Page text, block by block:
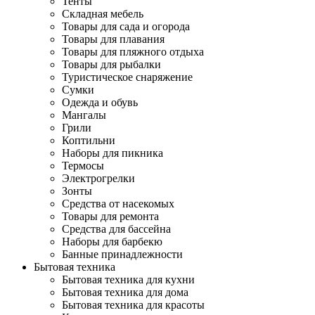
Складная мебель
Товары для сада и огорода
Товары для плавания
Товары для пляжного отдыха
Товары для рыбалки
Туристическое снаряжение
Сумки
Одежда и обувь
Мангалы
Грили
Коптильни
Наборы для пикника
Термосы
Электрогрелки
Зонты
Средства от насекомых
Товары для ремонта
Средства для бассейна
Наборы для барбекю
Банные принадлежности
Бытовая техника
Бытовая техника для кухни
Бытовая техника для дома
Бытовая техника для красоты